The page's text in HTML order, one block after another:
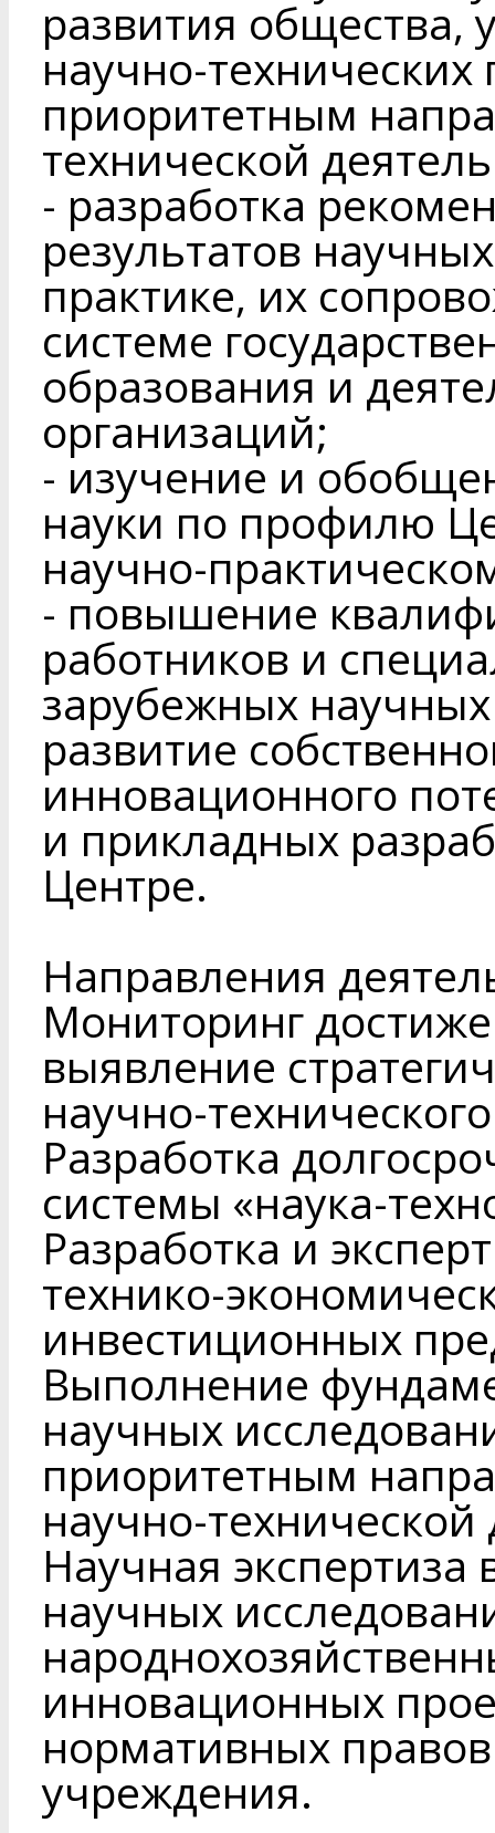
развития общества,
научно-
приоритетным
технической
- разработка
результатов
практике, их
системе
образования и
организаций;
- изучение и
науки по профилю
научно-
- повышение
работников и
зарубежных
развитие
инновационного
и прикладных
Центре.
Направления
Мониторинг
выявление
научно-
Разработка
системы «наука-
Разработка и
технико-
инвестиционных
Выполнение
научных
приоритетным
научно-технической
Научная
научных
инновационных
нормативных
учреждения.